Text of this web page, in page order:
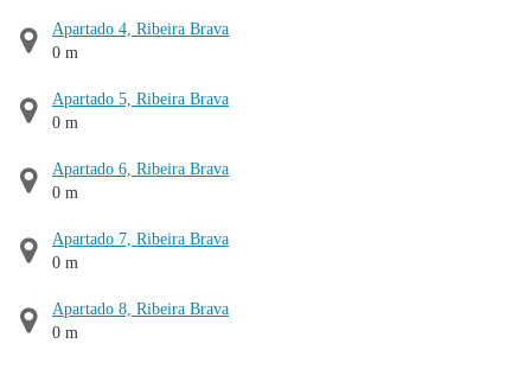
Apartado 4, Ribeira Brava
0 m
Apartado 5, Ribeira Brava
0 m
Apartado 6, Ribeira Brava
0 m
Apartado 7, Ribeira Brava
0 m
Apartado 8, Ribeira Brava
0 m